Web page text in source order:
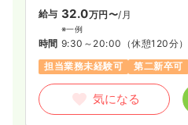
給与 32.0万円〜/月
※一例
時間 9:30～20:00 （休憩120分）
担当業務未経験可
第二新卒可
気になる